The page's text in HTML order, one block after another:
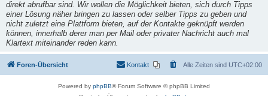
direkt abrufbar sind. Wir wollen die Möglichkeit bieten, sich durch Tipps
einer Lösung näher bringen zu lassen oder selber Tipps zu geben und
nicht zuletzt eine Plattform bieten, auf der Kontakte geknüpft werden
können, innerhalb derer man per Mail oder privater Nachricht auch mal
Klartext miteinander reden kann.
Foren-Übersicht Alle Zeiten sind UTC+02:00
Kontakt
Powered by phpBB® Forum Software © phpBB Limited